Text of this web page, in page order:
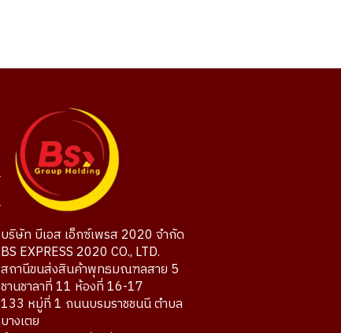
บริษัท บีเอส เอ็กซ์เพรส 2020 จำกัด
BS EXPRESS 2020 CO., LTD.
สถานีขนส่งสินค้าพุทธมณฑลสาย 5
ชานชาลาที่ 11 ห้องที่ 16-17
133 หมู่ที่ 1 ถนนบรมราชชนนี ตำบล
บางเตย